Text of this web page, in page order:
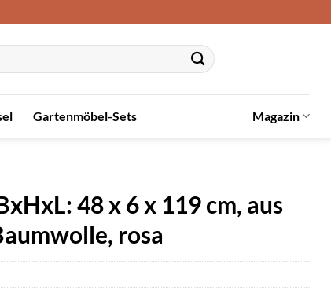
Gartenmöbel-Sets Magazin
48 x 6 x 119 cm, aus
rosa